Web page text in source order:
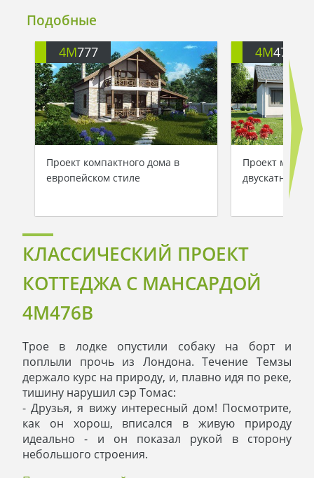
Подобные
4M777
Проект компактного дома в
европейском стиле
4M476
Проект
двускатной
КЛАССИЧЕСКИЙ ПРОЕКТ
КОТТЕДЖА С МАНСАРДОЙ
4M476B
Трое в лодке опустили собаку на борт и
поплыли прочь из Лондона. Течение Темзы
держало курс на природу, и, плавно идя по реке,
тишину нарушил сэр Томас:
- Друзья, я вижу интересный дом! Посмотрите,
как он хорош, вписался в живую природу
идеально - и он показал рукой в сторону
небольшого строения.